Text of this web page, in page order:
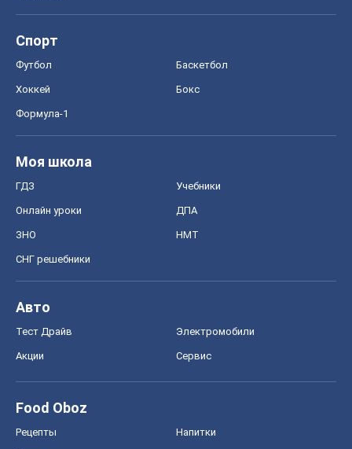
Спорт
Футбол Баскетбол
Хоккей Бокс
Формула-1
Моя школа
ГДЗ Учебники
Онлайн уроки ДПА
ЗНО НМТ
СНГ решебники
Авто
Тест Драйв Электромобили
Акции Сервис
Food Oboz
Рецепты Напитки